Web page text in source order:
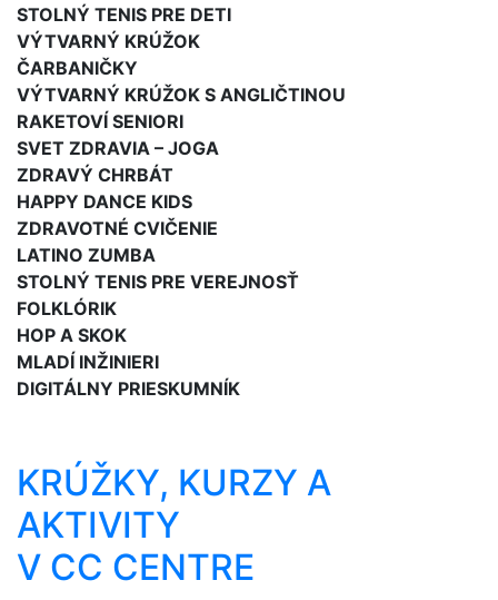
STOLNÝ TENIS PRE DETI
VÝTVARNÝ KRÚŽOK
ČARBANIČKY
VÝTVARNÝ KRÚŽOK S ANGLIČTINOU
RAKETOVÍ SENIORI
SVET ZDRAVIA – JOGA
ZDRAVÝ CHRBÁT
HAPPY DANCE KIDS
ZDRAVOTNÉ CVIČENIE
LATINO ZUMBA
STOLNÝ TENIS PRE VEREJNOSŤ
FOLKLÓRIK
HOP A SKOK
MLADÍ INŽINIERI
DIGITÁLNY PRIESKUMNÍK
KRÚŽKY, KURZY A
AKTIVITY
V CC CENTRE